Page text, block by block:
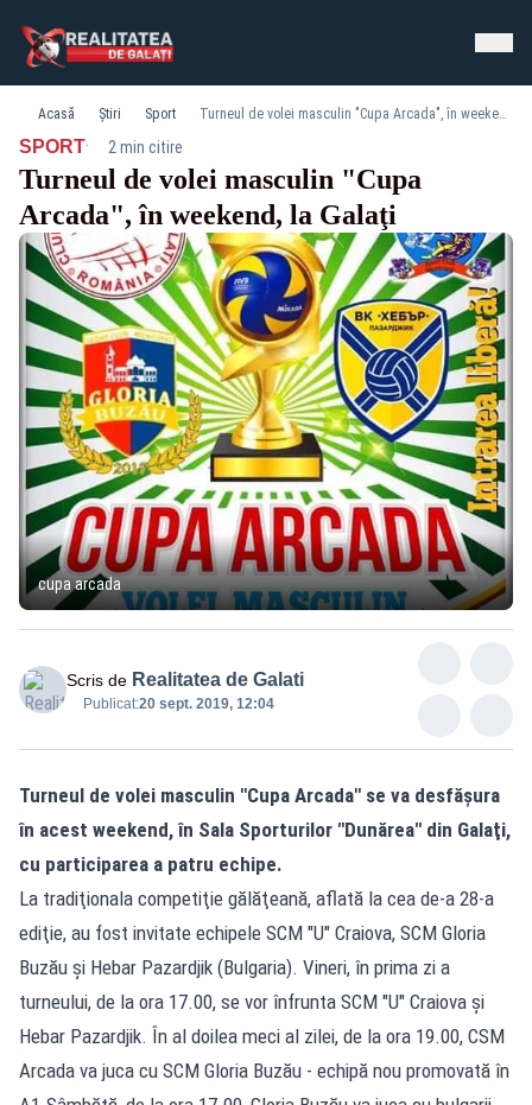
Acasă Știri Sport Turneul de volei masculin "Cupa Arcada", în weekend, la Galaţi
SPORT· 2 min citire
Turneul de volei masculin "Cupa
Arcada", în weekend, la Galaţi
cupa arcada
Scris de Realitatea de Galati
Publicat:20 sept. 2019, 12:04
Turneul de volei masculin "Cupa Arcada" se va desfăşura
în acest weekend, în Sala Sporturilor "Dunărea" din Galaţi,
cu participarea a patru echipe.
La tradiţionala competiţie gălăţeană, aflată la cea de-a 28-a
ediţie, au fost invitate echipele SCM "U" Craiova, SCM Gloria
Buzău și Hebar Pazardjik (Bulgaria). Vineri, în prima zi a
turneului, de la ora 17.00, se vor înfrunta SCM "U" Craiova și
Hebar Pazardjik. În al doilea meci al zilei, de la ora 19.00, CSM
Arcada va juca cu SCM Gloria Buzău - echipă nou promovată în